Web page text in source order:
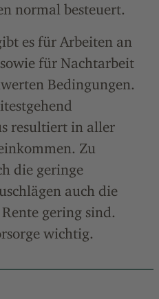
normal besteuert.
es für Arbeiten an
für Nachtarbeit
Bedingungen.
resultiert in aller
Zu
die geringe
auch die
gering sind.
wichtig.